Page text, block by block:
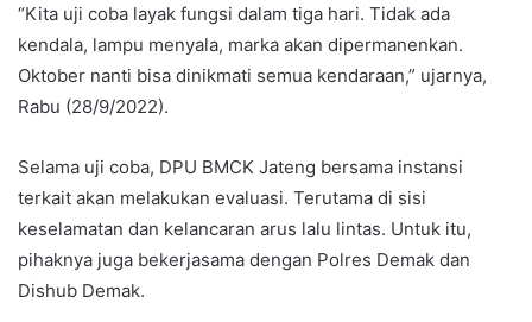
“Kita uji coba layak fungsi dalam tiga hari. Tidak ada
kendala, lampu menyala, marka akan dipermanenkan.
Oktober nanti bisa dinikmati semua kendaraan,” ujarnya,
Rabu (28/9/2022).
Selama uji coba, DPU BMCK Jateng bersama instansi
terkait akan melakukan evaluasi. Terutama di sisi
keselamatan dan kelancaran arus lalu lintas. Untuk itu,
pihaknya juga bekerjasama dengan Polres Demak dan
Dishub Demak.